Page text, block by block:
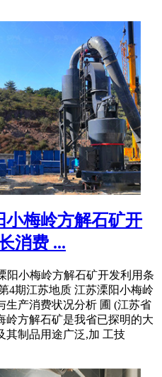
小梅岭方解石矿开
消费 ...
阳小梅岭方解石矿开发利用条
4期江苏地质 江苏溧阳小梅岭
生产消费状况分析 圃 (江苏省
岭方解石矿是我省已探明的大
其制品用途广泛,加 工技